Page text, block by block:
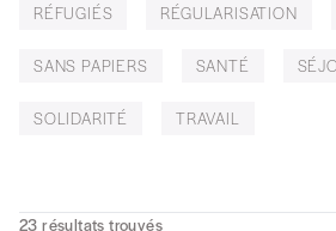
RÉFUGIÉS RÉGULARISATION
SANS PAPIERS SANTÉ
SOLIDARITÉ TRAVAIL
23 résultats trouvés